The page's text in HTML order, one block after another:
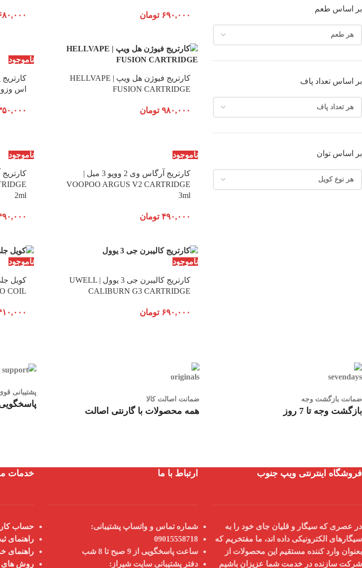
بر اساس طعم
بر اساس تعداد پاف
بر اساس توان
۶۹۰,۰۰۰ تومان
کارتریج فیوژن هل ویپ | HELLVAPE
FUSION CARTRIDGE
۹۸۰,۰۰۰ تومان
ناموجود
اس
ناموجود
کارتریج آرگاس وی 2 ووپو 3 میل |
VOOPOO ARGUS V2 CARTRIDGE
3ml
۴۹۰,۰۰۰ تومان
ناموجود
2ml
ناموجود
کارتریج کالیبرن جی 3 یوول | UWELL
CALIBURN G3 CARTRIDGE
۶۹۰,۰۰۰ تومان
ناموجود
COIL
ضمانت بازگشت وجه
بازگشت وجه تا 7 روز
ضمانت اصالت کالا
همه محصولات با گارنتی اصالت
پشتیبانی
پاسخگویی از 8
فروشگاه اینترنتی ویپ جنوب
در عصری که سیگار و قلیان جای خود را به
سیگارهای الکترونیکی داده اند، ما مفتخریم که
بعنوان وارد کننده مستقیم این محصولات از
شرکت سازنده در خدمت شما عزیزان باشیم
ارتباط با ما
شماره تماس و واتساپ پشتیبانی:
09015558718
ساعت پاسخگویی از 9 صبح تا 8 شب
دفتر پشتیبانی سایت شیراز:
خدمات
حساب
راهنمای
راهنمای
روش های